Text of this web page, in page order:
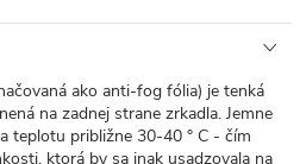
ako anti-fog fólia) je tenká
na zadnej strane zrkadla. Jemne
teplotu približne 30-40 ° C - čím
ktorá by sa inak usadzovala na